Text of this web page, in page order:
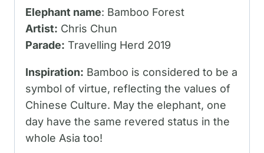
Elephant name: Bamboo Forest
Artist: Chris Chun
Parade: Travelling Herd 2019
Inspiration: Bamboo is considered to be a
symbol of virtue, reflecting the values of
Chinese Culture. May the elephant, one
day have the same revered status in the
whole Asia too!